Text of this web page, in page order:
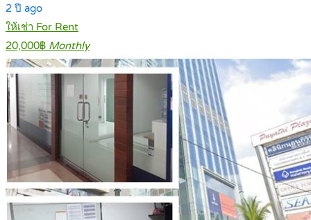
2 ปี ago
ให้เช่า For Rent
20,000฿ Monthly